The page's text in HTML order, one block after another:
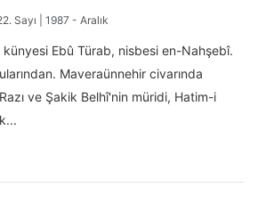
Sayı | 1987 - Aralık
künyesi Ebû Türab, nisbesi en-Nahşebî.
Maveraünnehir civarında
ve Şakik Belhî'nin müridi, Hatim-i